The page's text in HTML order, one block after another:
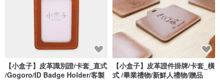
【小盒子】皮革識別證/卡套_直式
/Gogoro/ID Badge Holder/客製
【小盒子】皮革證件掛牌/卡套_橫
式 /畢業禮物/新鮮人禮物/贈品